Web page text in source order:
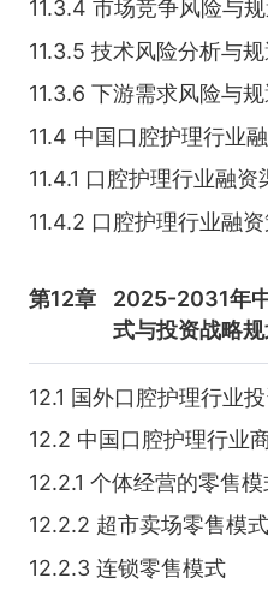
11.3.4 市场竞争风险与
11.3.5 技术风险分析与
11.3.6 下游需求风险与
11.4 中国口腔护理行业
11.4.1 口腔护理行业融资
11.4.2 口腔护理行业融
第12章
2025-2031年
式与投资战略
12.1 国外口腔护理行业
12.2 中国口腔护理行业
12.2.1 个体经营的零售模
12.2.2 超市卖场零售模式
12.2.3 连锁零售模式